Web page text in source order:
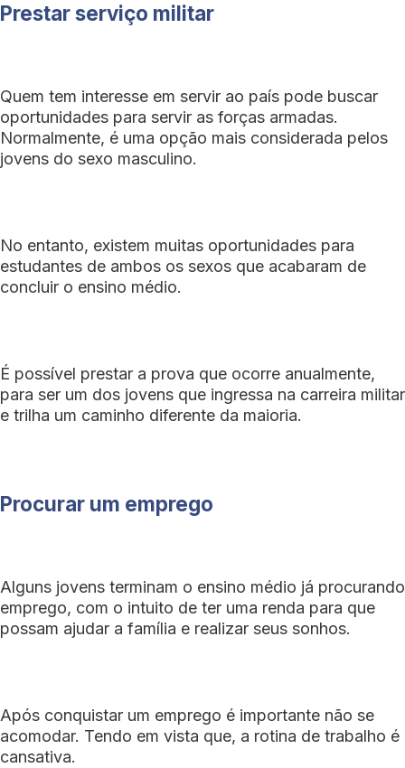
Prestar serviço militar
Quem tem interesse em servir ao país pode buscar
oportunidades para servir as forças armadas.
Normalmente, é uma opção mais considerada pelos
jovens do sexo masculino.
No entanto, existem muitas oportunidades para
estudantes de ambos os sexos que acabaram de
concluir o ensino médio.
É possível prestar a prova que ocorre anualmente,
para ser um dos jovens que ingressa na carreira militar
e trilha um caminho diferente da maioria.
Procurar um emprego
Alguns jovens terminam o ensino médio já procurando
emprego, com o intuito de ter uma renda para que
possam ajudar a família e realizar seus sonhos.
Após conquistar um emprego é importante não se
acomodar. Tendo em vista que, a rotina de trabalho é
cansativa.